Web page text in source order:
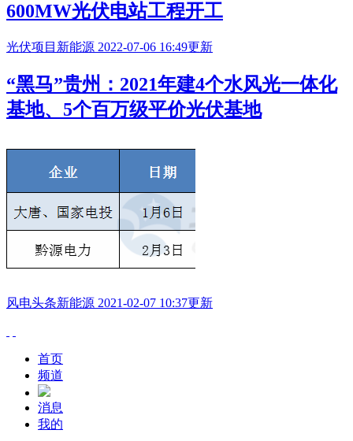
600MW光伏电站工程开工
光伏项目 新能源 2022-07-06 16:49更新
“黑马”贵州：2021年建4个水风光一体化
基地、5个百万级平价光伏基地
风电头条新能源 2021-02-07 10:37更新
首页
频道
消息
我的